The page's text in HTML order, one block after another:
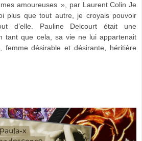
amoureuses », par Laurent Colin Je
plus que tout autre, je croyais pouvoir
d’elle. Pauline Delcourt était une
tant que cela, sa vie ne lui appartenait
femme désirable et désirante, héritière